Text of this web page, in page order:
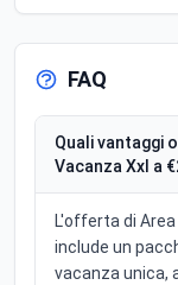
FAQ
Quali vantaggi
Vacanza Xxl a
L'offerta di
include un
vacanza unica,